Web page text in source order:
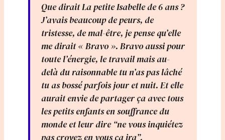
Que dirait La petite Isabelle de 6 ans ?
J’avais beaucoup de peurs, de
tristesse, de mal-être, je pense qu’elle
me dirait « Bravo ». Bravo aussi pour
toute l’énergie, le travail mais au-
delà du raisonnable tu n’as pas lâché
tu as bossé parfois jour et nuit. Et elle
aurait envie de partager ça avec tous
les petits enfants en souffrance du
monde et leur dire “ne vous inquiétez
pas croyez en vous ça ira”.